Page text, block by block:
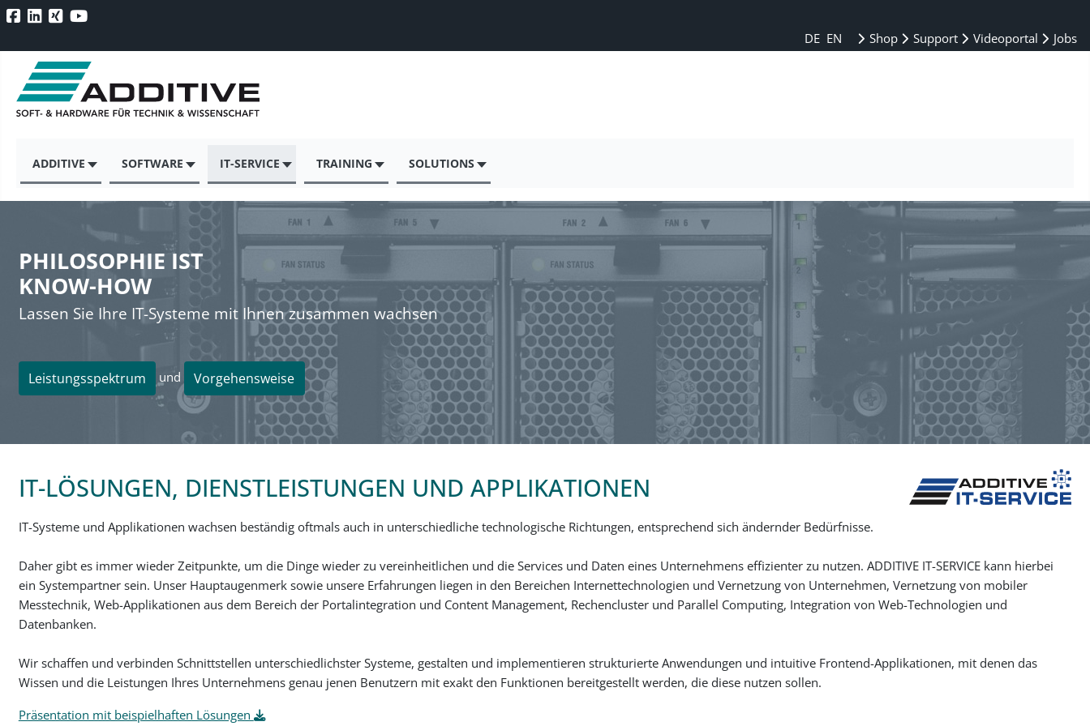
DE EN Shop Support Videoportal Jobs
ADDITIVE SOFTWARE IT-SERVICE TRAINING SOLUTIONS
PHILOSOPHIE IST
KNOW-HOW
Lassen Sie Ihre IT-Systeme mit Ihnen zusammen wachsen
Leistungsspektrum und Vorgehensweise
IT-LÖSUNGEN, DIENSTLEISTUNGEN UND APPLIKATIONEN
IT-Systeme und Applikationen wachsen beständig oftmals auch in unterschiedliche technologische Richtungen, entsprechend sich ändernder Bedürfnisse.
Daher gibt es immer wieder Zeitpunkte, um die Dinge wieder zu vereinheitlichen und die Services und Daten eines Unternehmens effizienter zu nutzen. ADDITIVE IT-SERVICE kann hierbei
ein Systempartner sein. Unser Hauptaugenmerk sowie unsere Erfahrungen liegen in den Bereichen Internettechnologien und Vernetzung von Unternehmen, Vernetzung von mobiler
Messtechnik, Web-Applikationen aus dem Bereich der Portalintegration und Content Management, Rechencluster und Parallel Computing, Integration von Web-Technologien und
Datenbanken.
Wir schaffen und verbinden Schnittstellen unterschiedlichster Systeme, gestalten und implementieren strukturierte Anwendungen und intuitive Frontend-Applikationen, mit denen das
Wissen und die Leistungen Ihres Unternehmens genau jenen Benutzern mit exakt den Funktionen bereitgestellt werden, die diese nutzen sollen.
Präsentation mit beispielhaften Lösungen